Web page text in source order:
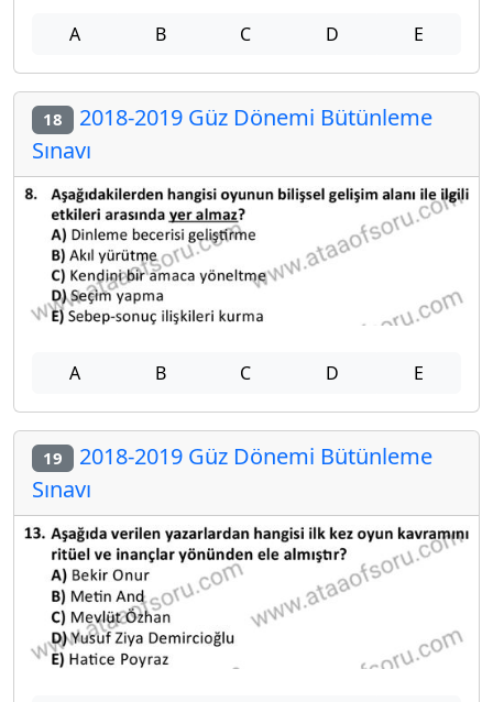
A B C D E
18 2018-2019 Güz Dönemi Bütünleme
Sınavı
A B C D E
19 2018-2019 Güz Dönemi Bütünleme
Sınavı